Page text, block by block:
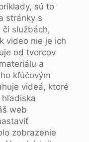
sú to
stránky s
službách,
video nie je ich
od tvorcov
a
kľúčovým
videá, ktoré
hľadiska
web
zobrazenie